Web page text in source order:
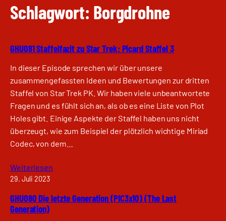
Schlagwort: Borgdrohne
GHU081 Staffelfazit zu Star Trek: Picard Staffel 3
In dieser Episode sprechen wir über unsere
zusammengefassten Ideen und Bewertungen zur dritten
Staffel von Star Trek PK. Wir haben viele unbeantwortete
Fragen und es fühlt sich an, als ob es eine Liste von Plot
Holes gibt. Einige Aspekte der Staffel haben uns nicht
überzeugt, wie zum Beispiel der plötzlich wichtige Miriad
Codec, von dem…
Weiterlesen
29. Juli 2023
GHU080 Die letzte Generation (PIC3x10) (The Last
Generation)